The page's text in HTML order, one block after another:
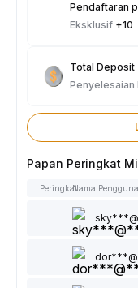
Pendaftaran
Eksklusif +10
Total Deposit
Penyelesaian
Papan Peringkat
PeringkatNama Pengguna